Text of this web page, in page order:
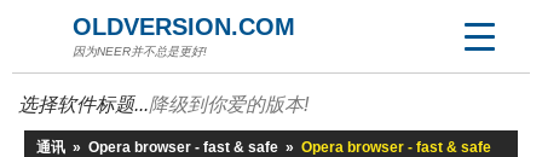
OLDVERSION.COM
因为NEER并不总是更好!
选择软件标题...降级到你爱的版本!
通讯 » Opera browser - fast & safe » Opera browser - fast & safe